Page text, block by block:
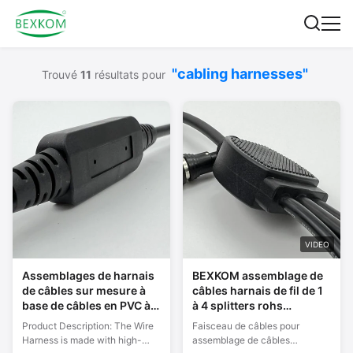
Trouvé 11 résultats pour "cabling harnesses"
Assemblages de harnais
de câbles sur mesure à
base de câbles en PVC à
noyau unique
Product Description: The Wire
Harness is made with high-
VIDEO
BEXKOM assemblage de
câbles harnais de fil de 1
à 4 splitters rohs
atteindre
Faisceau de câbles pour
assemblage de câbles